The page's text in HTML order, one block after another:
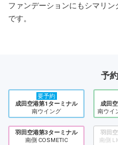
ファンデーションにもシマリ
です。
予
要予約
成田空港第1ターミナル
南ウイング
成田
南ウイ
羽田空港第3ターミナル
南側 COSMETIC
羽田
南側